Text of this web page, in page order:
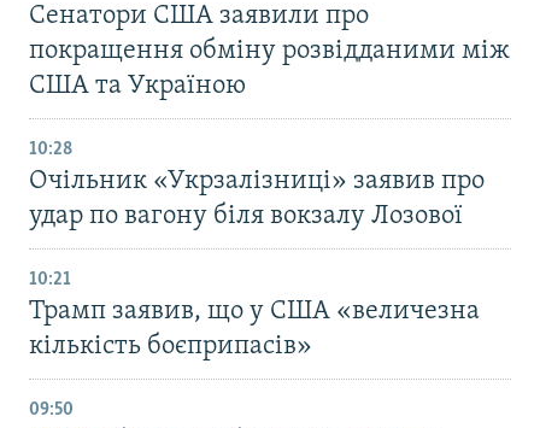
Сенатори США заявили про
покращення обміну розвідданими між
США та Україною
10:28
Очільник «Укрзалізниці» заявив про
удар по вагону біля вокзалу Лозової
10:21
Трамп заявив, що у США «величезна
кількість боєприпасів»
09:50